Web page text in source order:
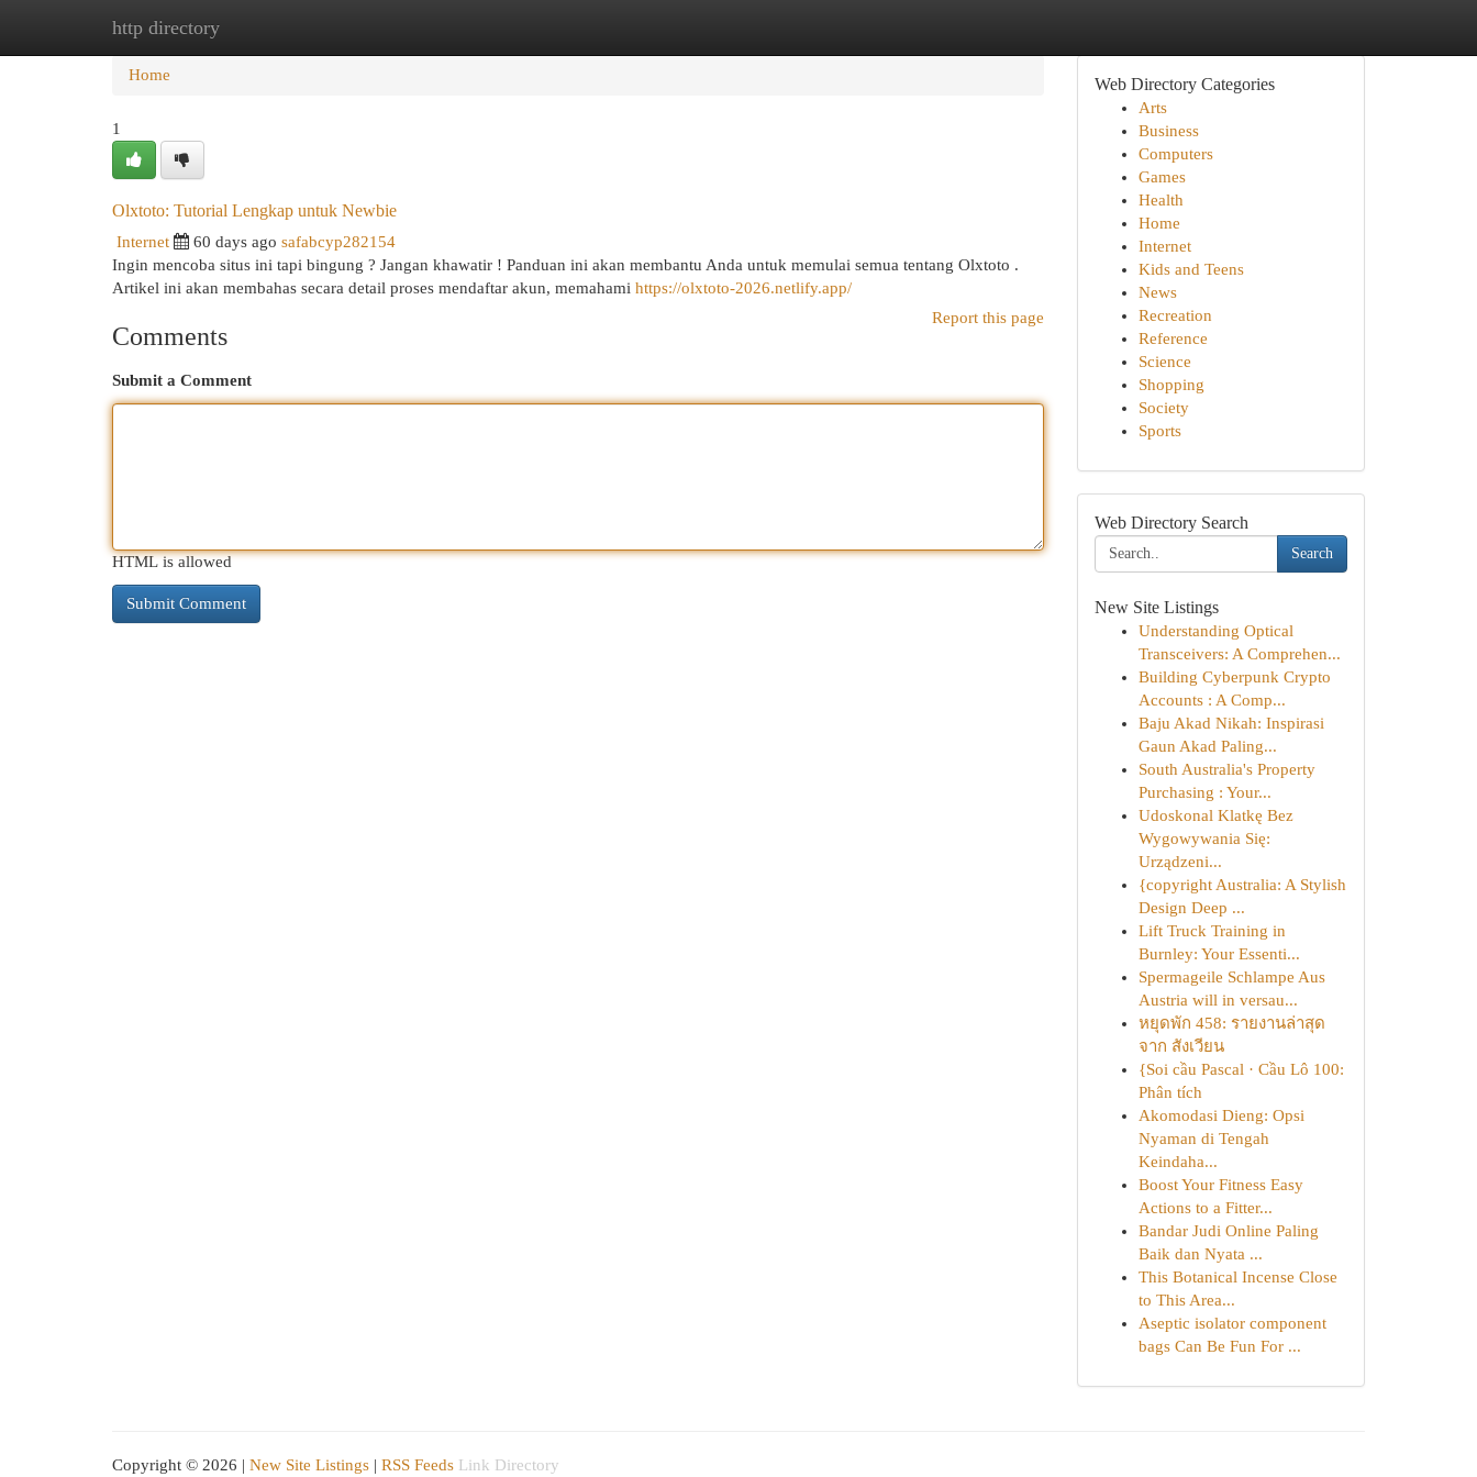
http directory
Home
Home
1
Olxtoto: Tutorial Lengkap untuk Newbie
Internet 60 days ago safabcyp282154
Ingin mencoba situs ini tapi bingung ? Jangan khawatir ! Panduan ini akan membantu Anda untuk memulai semua tentang Olxtoto .
Artikel ini akan membahas secara detail proses mendaftar akun, memahami https://olxtoto-2026.netlify.app/
Report this page
Comments
Submit a Comment
HTML is allowed
Web Directory Categories
Arts
Business
Computers
Games
Health
Home
Internet
Kids and Teens
News
Recreation
Reference
Science
Shopping
Society
Sports
Web Directory Search
Search
New Site Listings
Understanding Optical
Transceivers: A Comprehen...
Building Cyberpunk Crypto
Accounts : A Comp...
Baju Akad Nikah: Inspirasi
Gaun Akad Paling...
South Australia's Property
Purchasing : Your...
Udoskonal Klatkę Bez
Wygowywania Się:
Urządzeni...
{copyright Australia: A Stylish
Design Deep ...
Lift Truck Training in
Burnley: Your Essenti...
Spermageile Schlampe Aus
Austria will in versau...
หยุดพัก 458: รายงานล่าสุด
จาก สังเวียน
{Soi cầu Pascal · Cầu Lô 100:
Phân tích
Akomodasi Dieng: Opsi
Nyaman di Tengah
Keindaha...
Boost Your Fitness Easy
Actions to a Fitter...
Bandar Judi Online Paling
Baik dan Nyata ...
This Botanical Incense Close
to This Area...
Aseptic isolator component
bags Can Be Fun For ...
Copyright © 2026 | New Site Listings | RSS Feeds Link Directory